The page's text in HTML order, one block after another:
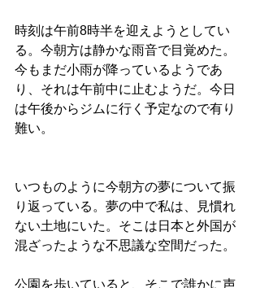
時刻は午前8時半を迎えようとしてい
る。今朝方は静かな雨音で目覚めた。
今もまだ小雨が降っているようであ
り、それは午前中に止むようだ。今日
は午後からジムに行く予定なので有り
難い。
いつものように今朝方の夢について振
り返っている。夢の中で私は、見慣れ
ない土地にいた。そこは日本と外国が
混ざったような不思議な空間だった。
公園を歩いていると、そこで誰かに声